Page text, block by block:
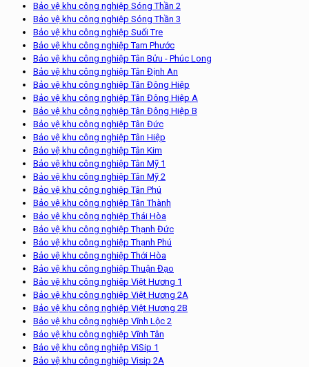
Bảo vệ khu công nghiệp Sóng Thần 2
Bảo vệ khu công nghiệp Sóng Thần 3
Bảo vệ khu công nghiệp Suối Tre
Bảo vệ khu công nghiệp Tam Phước
Bảo vệ khu công nghiệp Tân Bửu - Phúc Long
Bảo vệ khu công nghiệp Tân Định An
Bảo vệ khu công nghiệp Tân Đông Hiệp
Bảo vệ khu công nghiệp Tân Đông Hiệp A
Bảo vệ khu công nghiệp Tân Đông Hiệp B
Bảo vệ khu công nghiệp Tân Đức
Bảo vệ khu công nghiệp Tân Hiệp
Bảo vệ khu công nghiệp Tân Kim
Bảo vệ khu công nghiệp Tân Mỹ 1
Bảo vệ khu công nghiệp Tân Mỹ 2
Bảo vệ khu công nghiệp Tân Phú
Bảo vệ khu công nghiệp Tân Thành
Bảo vệ khu công nghiệp Thái Hòa
Bảo vệ khu công nghiệp Thạnh Đức
Bảo vệ khu công nghiệp Thạnh Phú
Bảo vệ khu công nghiệp Thới Hòa
Bảo vệ khu công nghiệp Thuận Đạo
Bảo vệ khu công nghiêp Việt Hương 1
Bảo vệ khu công nghiệp Việt Hương 2A
Bảo vệ khu công nghiệp Việt Hương 2B
Bảo vệ khu công nghiệp Vĩnh Lộc 2
Bảo vệ khu công nghiệp Vĩnh Tân
Bảo vệ khu công nghiệp ViSip 1
Bảo vệ khu công nghiệp Visip 2A